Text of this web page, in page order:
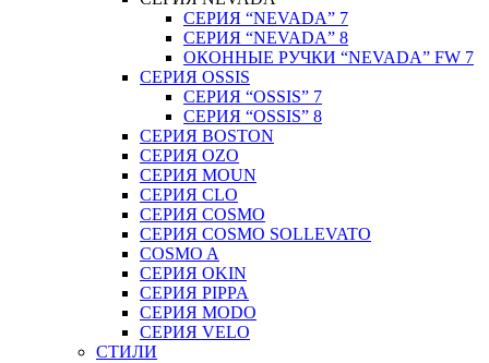
СЕРИЯ “NEVADA” 7
СЕРИЯ “NEVADA” 8
ОКОННЫЕ РУЧКИ “NEVADA” FW 7
СЕРИЯ OSSIS
СЕРИЯ “OSSIS” 7
СЕРИЯ “OSSIS” 8
СЕРИЯ ВOSTON
CЕРИЯ OZO
СЕРИЯ MOUN
СЕРИЯ CLO
СЕРИЯ COSMO
СЕРИЯ COSMO SOLLEVATO
COSMO A
СЕРИЯ OKIN
СЕРИЯ PIPPA
СЕРИЯ MODO
СЕРИЯ VELO
СТИЛИ